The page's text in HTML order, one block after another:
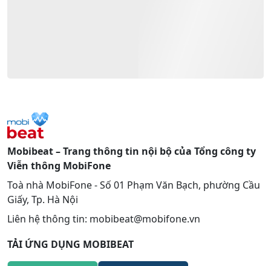
Mobibeat – Trang thông tin nội bộ của Tổng công ty
Viễn thông MobiFone
Toà nhà MobiFone - Số 01 Phạm Văn Bạch, phường Cầu
Giấy, Tp. Hà Nội
Liên hệ thông tin: mobibeat@mobifone.vn
TẢI ỨNG DỤNG MOBIBEAT